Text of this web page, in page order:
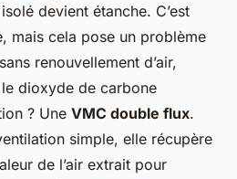
devient étanche. C’est
mais cela pose un problème
renouvellement d’air,
le dioxyde de carbone
? Une VMC double flux.
simple, elle récupère
de l’air extrait pour